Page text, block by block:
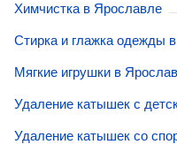
Химчистка в Ярославле
Стирка и глажка одежды
Мягкие игрушки в